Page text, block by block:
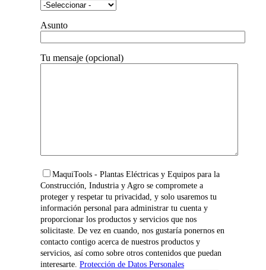
Asunto
Tu mensaje (opcional)
MaquiTools - Plantas Eléctricas y Equipos para la
Construcción, Industria y Agro se compromete a
proteger y respetar tu privacidad, y solo usaremos tu
información personal para administrar tu cuenta y
proporcionar los productos y servicios que nos
solicitaste. De vez en cuando, nos gustaría ponernos en
contacto contigo acerca de nuestros productos y
servicios, así como sobre otros contenidos que puedan
interesarte. Protección de Datos Personales